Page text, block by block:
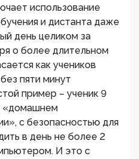
использование
и дистанта даже
день целиком за
о более длительном
как учеников
пяти минут
пример – ученик 9
«домашнем
с безопасностью для
в день не более 2
И это с